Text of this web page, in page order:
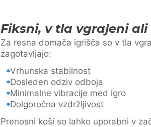
Fiksni, v tla vgrajeni
Za resna domača igrišča so v tla
zagotavljajo:
Vrhunska stabilnost
Dosleden odziv odboja
Minimalne vibracije med igro
Dolgoročna vzdržljivost
Prenosni koši so lahko uporabni v